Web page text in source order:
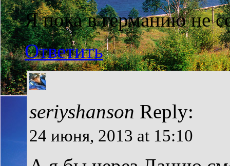
Я пока в германию не
Ответить
seriyshanson Reply:
24 июня, 2013 at 15:10